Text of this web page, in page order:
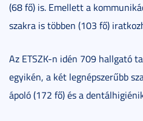
(68 fő) is. Emellett a
szakra is többen (103 fő)
Az ETSZK-n idén 709 hallgató
egyikén, a két legnépszerűbb
ápoló (172 fő) és a